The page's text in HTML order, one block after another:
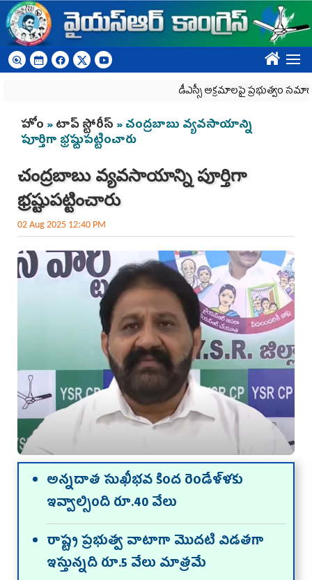
Skip to main content
????
డీఎస్సీ అక్రమాలపై ప్రభుత్వం సమాధానం
You are here
హోం »టాప్ స్టోరీస్ » చంద్రబాబు వ్యవసాయాన్ని
పూర్తిగా భ్రష్టుపట్టించారు
చంద్రబాబు వ్యవసాయాన్ని పూర్తిగా
భ్రష్టుపట్టించారు
02 Aug 2025 12:40 PM
అన్నదాత సుఖీభవ కింద రెండేళ్ళకు
ఇవ్వాల్సింది రూ.40 వేలు
రాష్ట్ర ప్రభుత్వ వాటాగా మొదటి విడతగా
ఇస్తున్నది రూ.5 వేలు మాత్రమే